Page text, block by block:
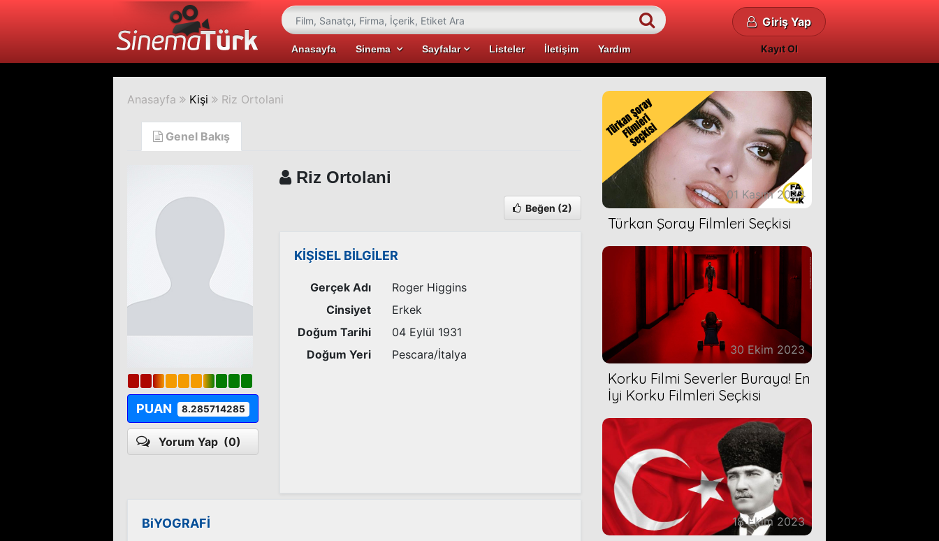
Anasayfa Sinema Sayfalar Listeler İletişim Yardım
Giriş Yap
Kayıt Ol
Anasayfa Kişi Riz Ortolani
Genel Bakış
PUAN 8.285714285
Yorum Yap (0)
Riz Ortolani
Beğen (2)
KİŞİSEL BİLGİLER
Gerçek Adı
Roger Higgins
Cinsiyet
Erkek
Doğum Tarihi
04 Eylül 1931
Doğum Yeri
Pescara/İtalya
BiYOGRAFİ
01 Kasım 2023
Türkan Şoray Filmleri Seçkisi
30 Ekim 2023
Korku Filmi Severler Buraya! En
İyi Korku Filmleri Seçkisi
18 Ekim 2023